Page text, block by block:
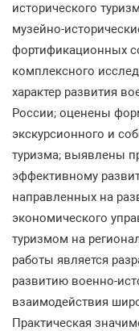
исторического
музейно-
фортификационных
комплексного
характер развития
России; оценены
экскурсионного и
туризма; выявлены
эффективному
направленных на
экономического
туризмом на
работы является
развитию военно-
взаимодействия
Практическая